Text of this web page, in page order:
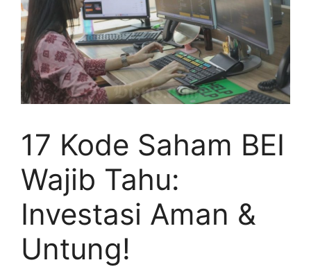
17 Kode Saham BEI
Wajib Tahu:
Investasi Aman &
Untung!